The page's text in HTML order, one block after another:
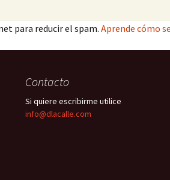
para reducir el spam. Aprende cómo
Contacto
Si quiere escribirme utilice
info@dlacalle.com